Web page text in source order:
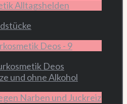
Deos
und ohne Alkohol